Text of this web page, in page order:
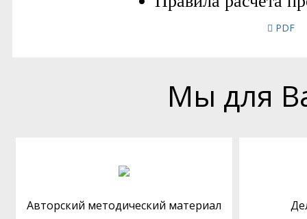
PDF
Мы для
Авторский методический материал